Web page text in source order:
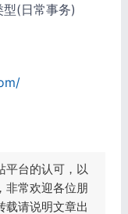
(日常事务)
平台的认可，以
非常欢迎各位朋
载请说明文章出